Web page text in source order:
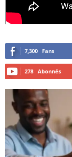
7,300 Fans
278 Abonnés